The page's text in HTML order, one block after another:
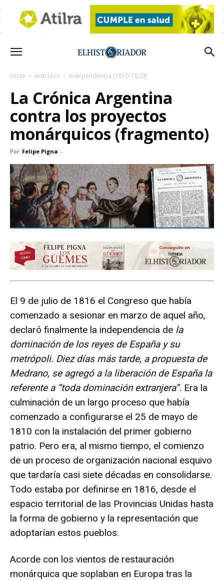
Inicio Artículos Independencia (1810-1820)
La Crónica Argentina
contra los proyectos
monárquicos (fragmento)
Por Felipe Pigna -
El 9 de julio de 1816 el Congreso que había
comenzado a sesionar en marzo de aquel año,
declaró finalmente la independencia de la
dominación de los reyes de España y su
metrópoli. Diez días más tarde, a propuesta de
Medrano, se agregó a la liberación de España la
referente a “toda dominación extranjera”. Era la
culminación de un largo proceso que había
comenzado a configurarse el 25 de mayo de
1810 con la instalación del primer gobierno
patrio. Pero era, al mismo tiempo, el comienzo
de un proceso de organización nacional esquivo
que tardaría casi siete décadas en consolidarse.
Todo estaba por definirse en 1816, desde el
espacio territorial de las Provincias Unidas hasta
la forma de gobierno y la representación que
adoptarían estos pueblos.
Acorde con los vientos de restauración
monárquica que soplaban en Europa tras la